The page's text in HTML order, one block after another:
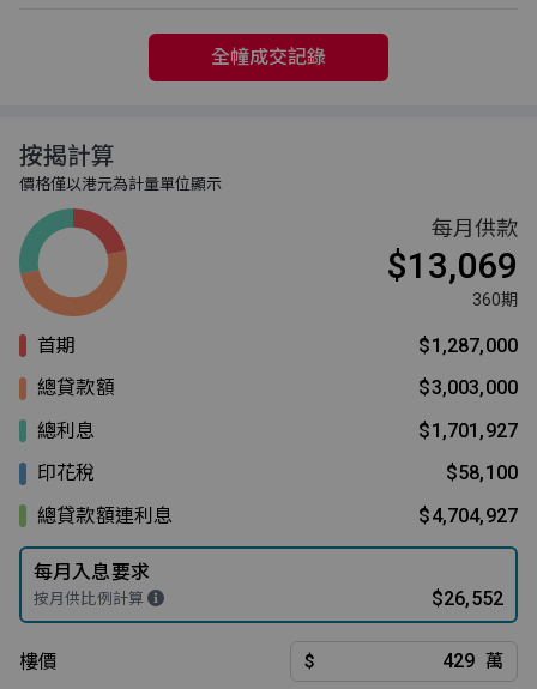
全幢成交記錄
按揭計算
價格僅以港元為計量單位顯示
每月供款
$13,069
360期
首期
$1,287,000
總貸款額
$3,003,000
總利息
$1,701,927
印花稅
$58,100
總貸款額連利息
$4,704,927
每月入息要求
按月供比例計算 $26,552
樓價 $ 萬